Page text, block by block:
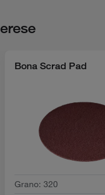
Bona Scrad Pad
Grano: 320